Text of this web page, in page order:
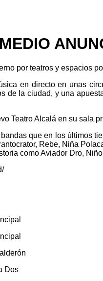
por teatros y espacios
en directo en unas
de la ciudad, y una
Teatro Alcalá en su sala
que en los últimos
Rebe, Niña
como Aviador Dro,
Dos